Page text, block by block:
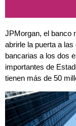
JPMorgan, el banco
abrirle la puerta a
bancarias a los dos
importantes de
tienen más de 50